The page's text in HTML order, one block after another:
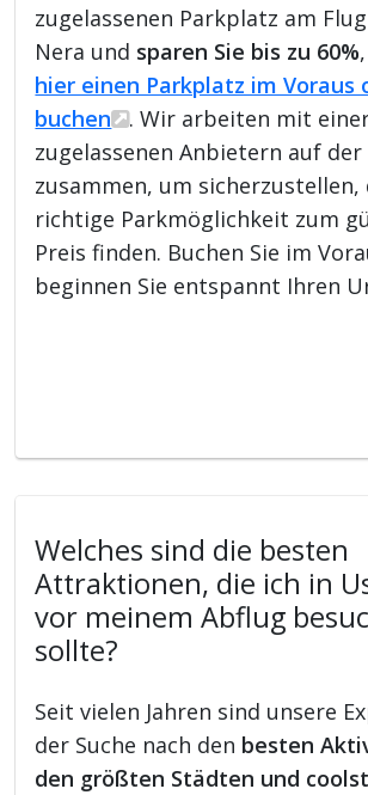
zugelassenen Parkplatz am
Nera und sparen Sie bis zu 60%
hier einen Parkplatz im Voraus
buchen
. Wir arbeiten mit
zugelassenen Anbietern auf
zusammen, um sicherzustellen,
richtige Parkmöglichkeit zum
Preis finden. Buchen Sie im
beginnen Sie entspannt Ihren
Welches sind die besten
Attraktionen, die ich in
vor meinem Abflug
sollte?
Seit vielen Jahren sind unsere
der Suche nach den besten
den größten Städten und